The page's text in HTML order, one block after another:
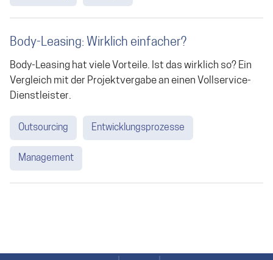
Body-Leasing: Wirklich einfacher?
Body-Leasing hat viele Vorteile. Ist das wirklich so? Ein
Vergleich mit der Projektvergabe an einen Vollservice-
Dienstleister.
Outsourcing Entwicklungsprozesse
Management